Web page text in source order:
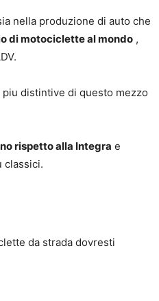
nella produzione di auto che
di motociclette al mondo ,
distintive di questo mezzo
rispetto alla Integra e
classici.
da strada dovresti